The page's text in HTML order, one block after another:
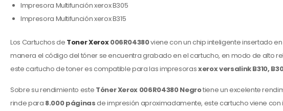
Impresora Multifunción xerox B305
Impresora Multifunción xerox B315
Los Cartuchos de Toner Xerox006R04380viene con un chip inteligente insertado
manera el código del tóner se encuentra grabado en el cartucho, en modo de alto
este cartucho de toner es compatible para las impresorasxerox versalink B310,
Sobre su rendimiento este Tóner Xerox 006R04380 Negrotiene un excelente
rinde para 8.000 páginasde impresión aproximadamente, este cartucho viene